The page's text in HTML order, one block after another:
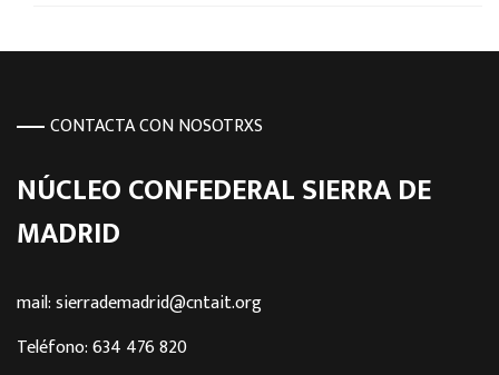
CONTACTA CON NOSOTRXS
NÚCLEO CONFEDERAL SIERRA DE
MADRID
mail: sierrademadrid@cntait.org
Teléfono: 634 476 820